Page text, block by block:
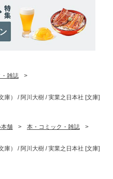
雑誌
>
庫） / 阿川大樹 / 実業之日本社 [文庫]
本舗 > 本・コミック・雑誌
>
庫） / 阿川大樹 / 実業之日本社 [文庫]